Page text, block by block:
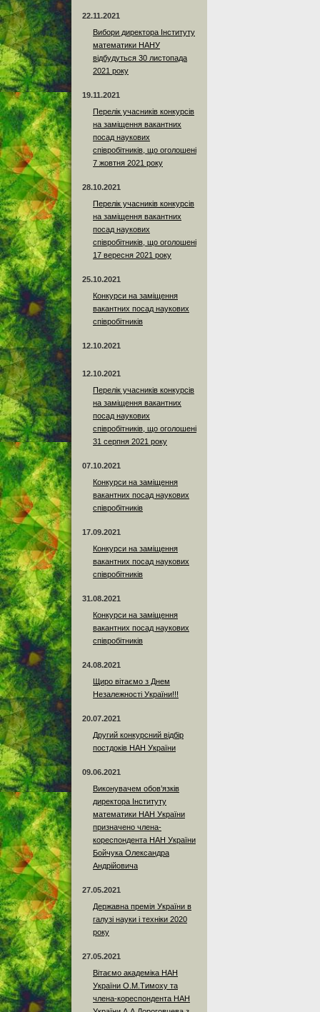
22.11.2021
Вибори директора Інституту
математики НАНУ
відбудуться 30 листопада
2021 року
19.11.2021
Перелік учасників конкурсів
на заміщення вакантних
посад наукових
співробітників, що оголошені
7 жовтня 2021 року
28.10.2021
Перелік учасників конкурсів
на заміщення вакантних
посад наукових
співробітників, що оголошені
17 вересня 2021 року
25.10.2021
Конкурси на заміщення
вакантних посад наукових
співробітників
12.10.2021
12.10.2021
Перелік учасників конкурсів
на заміщення вакантних
посад наукових
співробітників, що оголошені
31 серпня 2021 року
07.10.2021
Конкурси на заміщення
вакантних посад наукових
співробітників
17.09.2021
Конкурси на заміщення
вакантних посад наукових
співробітників
31.08.2021
Конкурси на заміщення
вакантних посад наукових
співробітників
24.08.2021
Щиро вітаємо з Днем
Незалежності України!!!
20.07.2021
Другий конкурсний відбір
постдоків НАН України
09.06.2021
Виконувачем обов’язків
директора Інституту
математики НАН України
призначено члена-
кореспондента НАН України
Бойчука Олександра
Андрійовича
27.05.2021
Державна премія України в
галузі науки і техніки 2020
року
27.05.2021
Вітаємо академіка НАН
України О.М.Тимоху та
члена-кореспондента НАН